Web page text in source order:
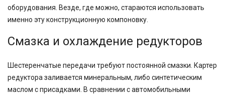
оборудования. Везде, где можно, стараются использовать
именно эту конструкционную компоновку.
Смазка и охлаждение редукторов
Шестеренчатые передачи требуют постоянной смазки. Картер
редуктора заливается минеральным, либо синтетическим
маслом с присадками. В сравнении с автомобильными